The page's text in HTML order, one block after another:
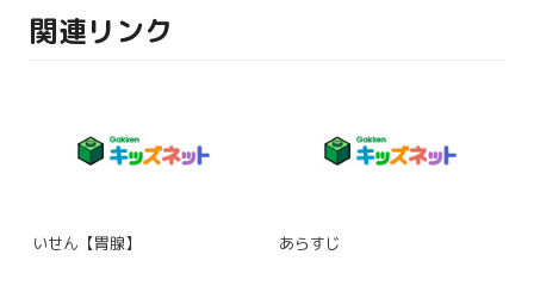
関連リンク
いせん【胃腺】 あらすじ